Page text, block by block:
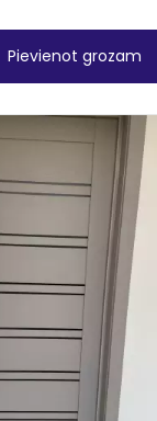
Pievienot grozam